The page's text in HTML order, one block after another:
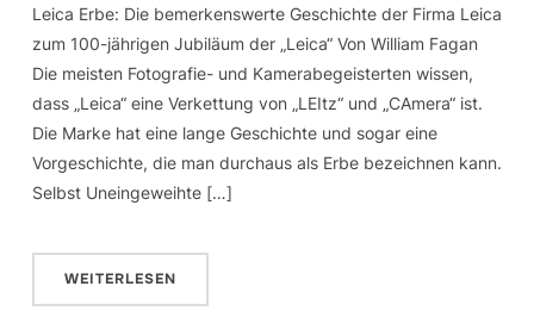
Leica Erbe: Die bemerkenswerte Geschichte der Firma Leica
zum 100-jährigen Jubiläum der „Leica“ Von William Fagan
Die meisten Fotografie- und Kamerabegeisterten wissen,
dass „Leica“ eine Verkettung von „LEItz“ und „CAmera“ ist.
Die Marke hat eine lange Geschichte und sogar eine
Vorgeschichte, die man durchaus als Erbe bezeichnen kann.
Selbst Uneingeweihte […]
WEITERLESEN